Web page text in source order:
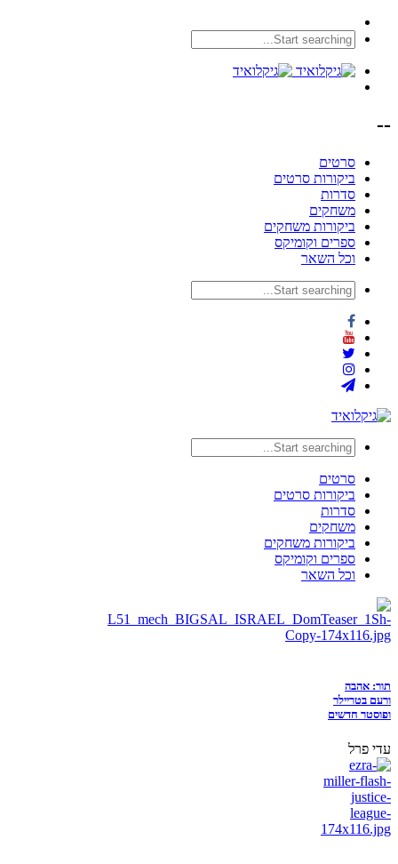
--
סרטים
ביקורות סרטים
סדרות
משחקים
ביקורות משחקים
ספרים וקומיקס
וכל השאר
סרטים
ביקורות סרטים
סדרות
משחקים
ביקורות משחקים
ספרים וקומיקס
וכל השאר
תור: אהבה
ורעם בטריילר
ופוסטר חדשים
עדי פרל